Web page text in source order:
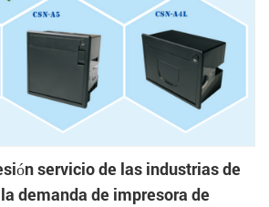
servicio de las industrias de
demanda de impresora de